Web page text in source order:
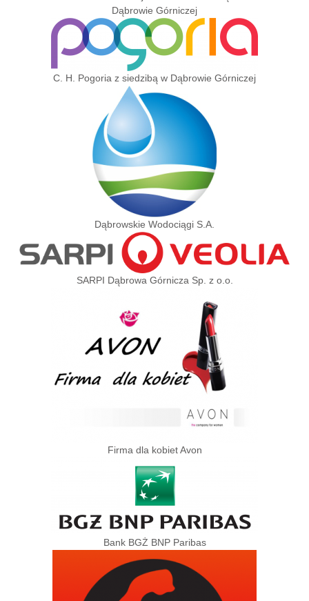
Dąbrowie Górniczej
C. H. Pogoria z siedzibą w Dąbrowie Górniczej
Dąbrowskie Wodociągi S.A.
SARPI Dąbrowa Górnicza Sp. z o.o.
Firma dla kobiet Avon
Bank BGŻ BNP Paribas